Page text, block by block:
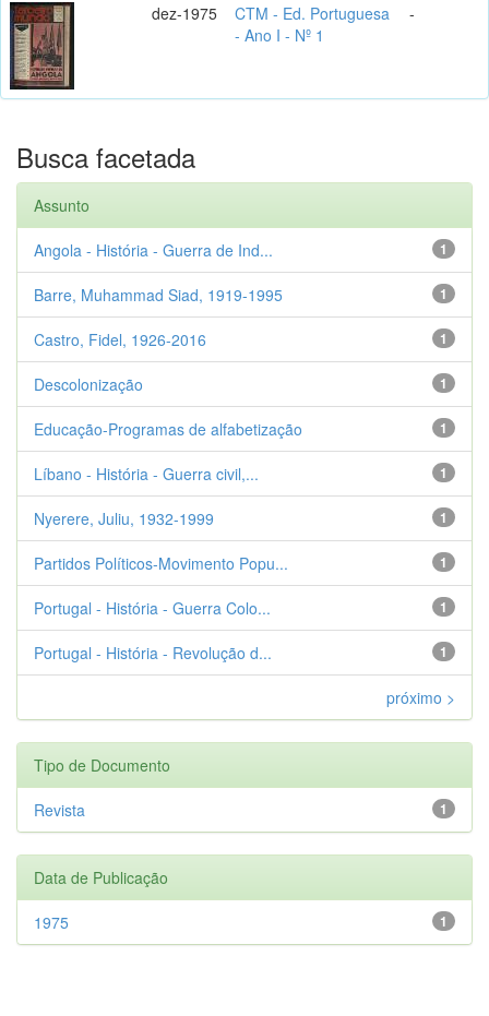
dez-1975
CTM - Ed. Portuguesa
- Ano I - Nº 1
-
Busca facetada
Assunto
1
Angola - História - Guerra de Ind...
1
Barre, Muhammad Siad, 1919-1995
1
Castro, Fidel, 1926-2016
1
Descolonização
1
Educação-Programas de alfabetização
1
Líbano - História - Guerra civil,...
1
Nyerere, Juliu, 1932-1999
1
Partidos Políticos-Movimento Popu...
1
Portugal - História - Guerra Colo...
1
Portugal - História - Revolução d...
próximo >
Tipo de Documento
1
Revista
Data de Publicação
1
1975